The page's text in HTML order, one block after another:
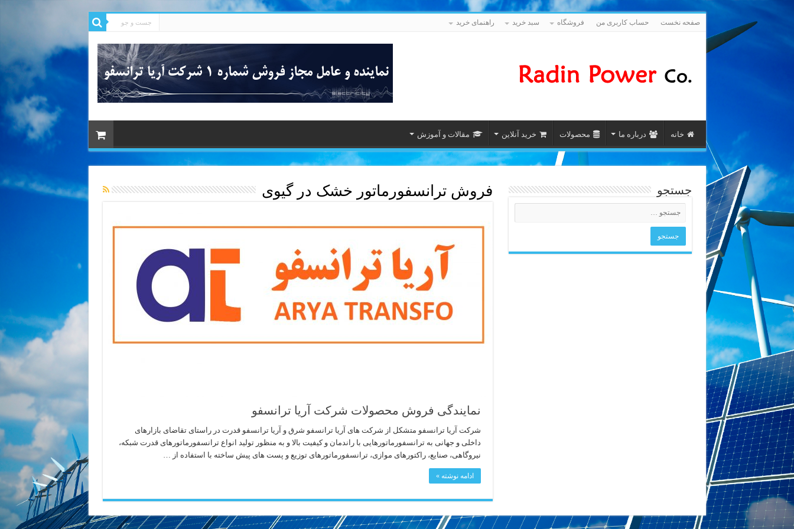
صفحه نخست حساب کاربری من فروشگاه سبد خرید راهنمای خرید
خانه درباره ما محصولات خرید آنلاین مقالات و آموزش
فروش ترانسفورماتور خشک در گیوی
نمایندگی فروش محصولات شرکت آریا ترانسفو
شرکت آریا ترانسفو متشکل از شرکت های آریا ترانسفو شرق و آریا ترانسفو قدرت در راستای تقاضای بازارهای
داخلی و جهانی به ترانسفورماتورهایی با راندمان و کیفیت بالا و به منظور تولید انواع ترانسفورماتورهای قدرت شبکه،
نیروگاهی، صنایع، راکتورهای موازی، ترانسفورماتورهای توزیع و پست های پیش ساخته با استفاده از …
ادامه نوشته »
جستجو